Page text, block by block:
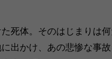
死体。そのはじまりは
出かけ、あの悲惨な事